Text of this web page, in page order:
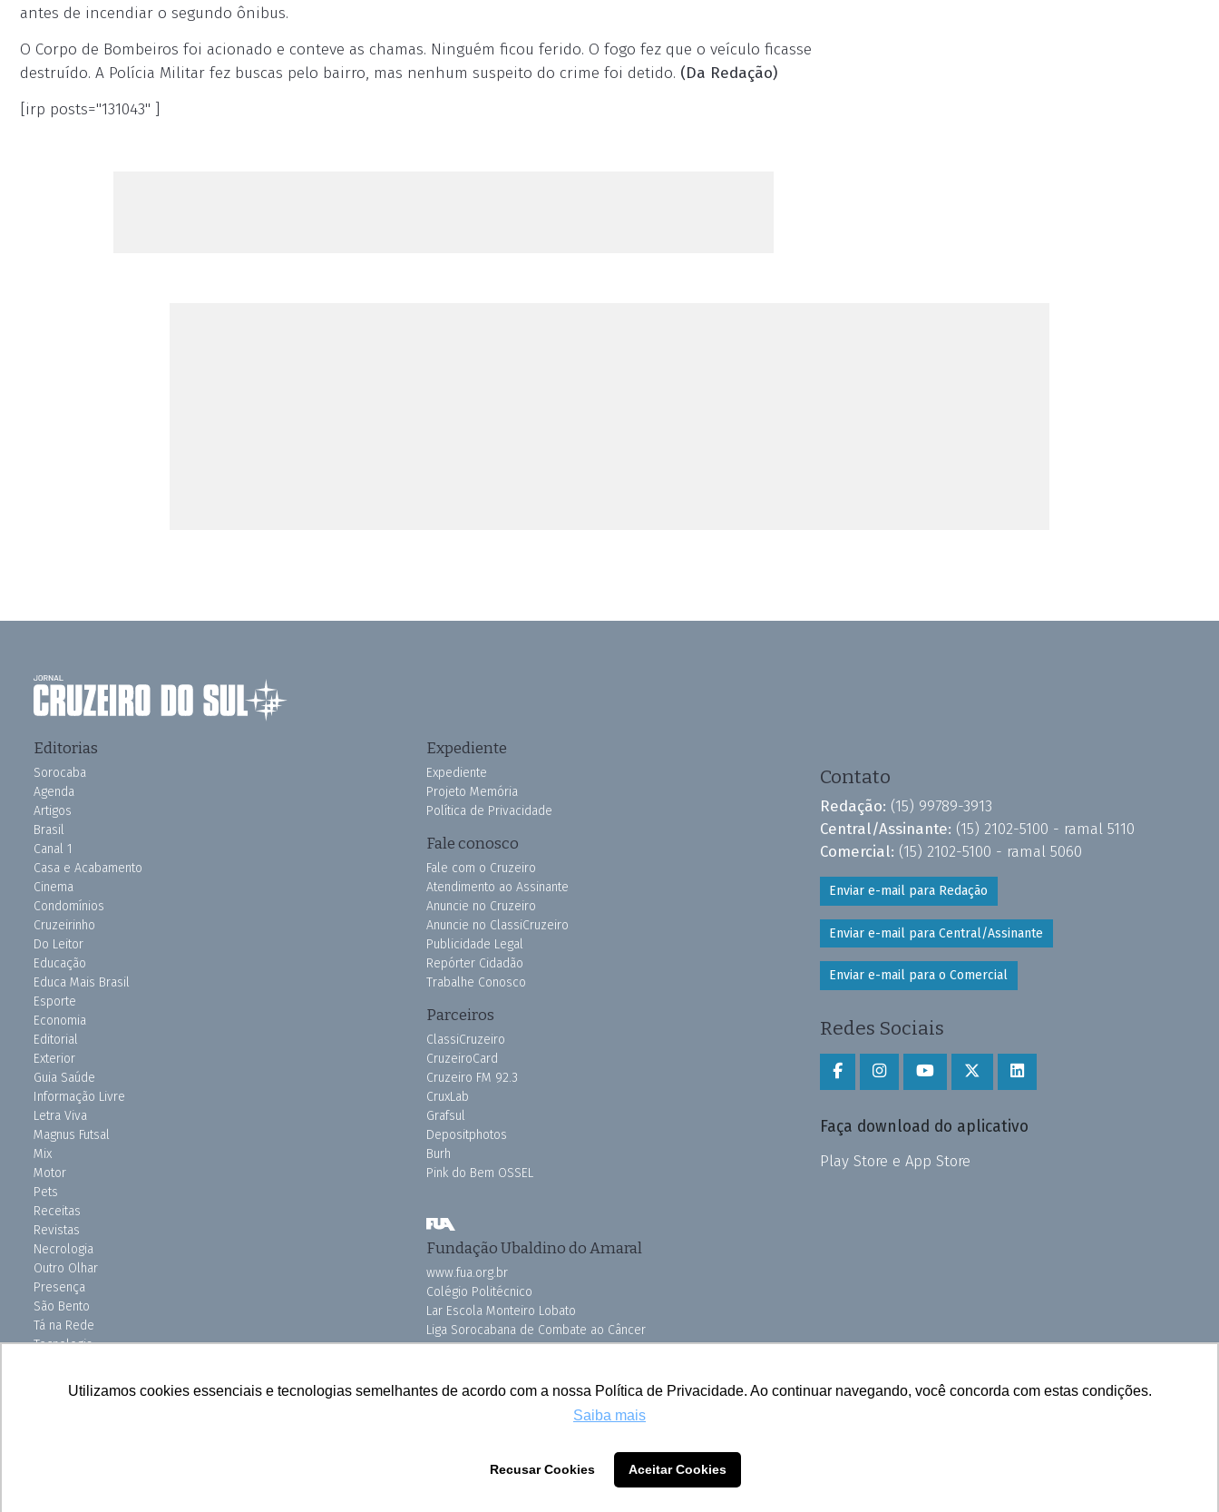
Utilizamos cookies essenciais e tecnologias semelhantes de acordo com a nossa Política de Privacidade. Ao continuar navegando, você concorda com estas condições.
Saiba mais
Recusar Cookies Aceitar Cookies
antes de incendiar o segundo ônibus.
O Corpo de Bombeiros foi acionado e conteve as chamas. Ninguém ficou ferido. O fogo fez que o veículo ficasse
destruído. A Polícia Militar fez buscas pelo bairro, mas nenhum suspeito do crime foi detido. (Da Redação)
[irp posts="131043" ]
Editorias
Sorocaba
Agenda
Artigos
Brasil
Canal 1
Casa e Acabamento
Cinema
Condomínios
Cruzeirinho
Do Leitor
Educação
Educa Mais Brasil
Esporte
Economia
Editorial
Exterior
Guia Saúde
Informação Livre
Letra Viva
Magnus Futsal
Mix
Motor
Pets
Receitas
Revistas
Necrologia
Outro Olhar
Presença
São Bento
Tá na Rede
Tecnologia
Uniso Ciência
Expediente
Expediente
Projeto Memória
Política de Privacidade
Fale conosco
Fale com o Cruzeiro
Atendimento ao Assinante
Anuncie no Cruzeiro
Anuncie no ClassiCruzeiro
Publicidade Legal
Repórter Cidadão
Trabalhe Conosco
Parceiros
ClassiCruzeiro
CruzeiroCard
Cruzeiro FM 92.3
CruxLab
Grafsul
Depositphotos
Burh
Pink do Bem OSSEL
Fundação Ubaldino do Amaral
www.fua.org.br
Colégio Politécnico
Lar Escola Monteiro Lobato
Liga Sorocabana de Combate ao Câncer
Vila dos Velhinhos
Contato
Redação: (15) 99789-3913
Central/Assinante: (15) 2102-5100 - ramal 5110
Comercial: (15) 2102-5100 - ramal 5060
Enviar e-mail para Redação
Enviar e-mail para Central/Assinante
Enviar e-mail para o Comercial
Redes Sociais
Faça download do aplicativo
Play Store e App Store
Todos os direitos reservados © 2025 Cruzeiro do Sul